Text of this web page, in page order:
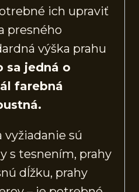
ich upraviť
presného
výška prahu
sa jedná o
farebná
vyžiadanie sú
s tesnením, prahy
dĺžku, prahy